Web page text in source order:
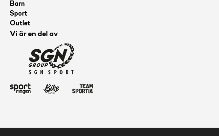
Barn
Sport
Outlet
Vi är en del av